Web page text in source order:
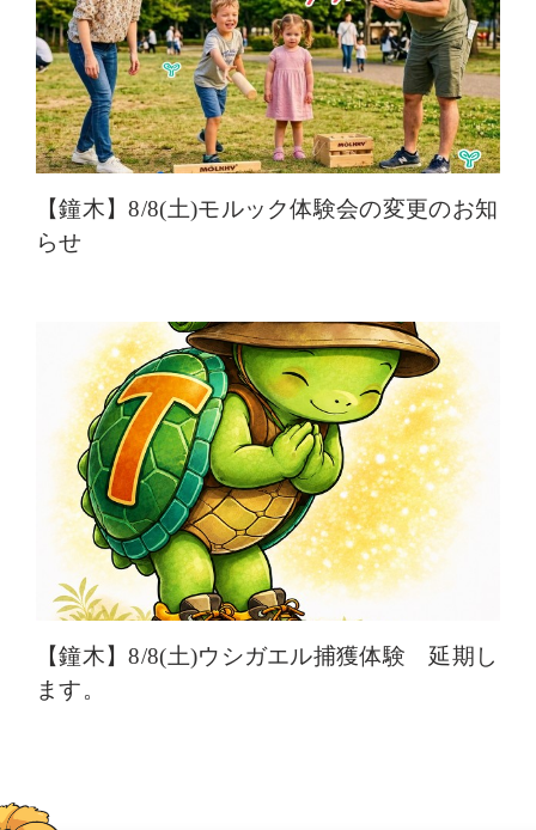
【鐘木】8/8(土)モルック体験会の変更のお知
らせ
【鐘木】8/8(土)ウシガエル捕獲体験 延期し
ます。